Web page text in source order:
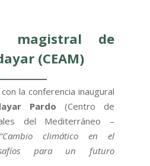
magistral de
(CEAM)
la conferencia inaugural
Pardo (Centro de
del Mediterráneo –
“Cambio climático en el
para un futuro